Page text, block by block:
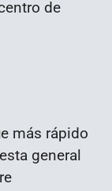
de
más rápido
general